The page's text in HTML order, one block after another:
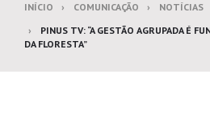
INÍCIO COMUNICAÇÃO
NOTÍCIAS
PINUS TV: “A GESTÃO AGRUPADA É
DA FLORESTA”